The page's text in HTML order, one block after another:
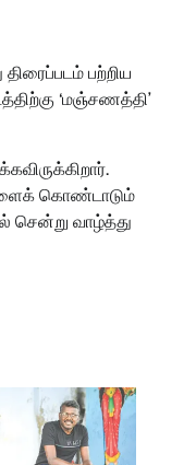
பற்றிய
‘மஞ்சணத்தி’
கொண்டாடும்
சென்று வாழ்த்து